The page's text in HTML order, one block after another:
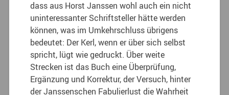
dass aus Horst Janssen wohl auch ein nicht
uninteressanter Schriftsteller hätte werden
können, was im Umkehrschluss übrigens
bedeutet: Der Kerl, wenn er über sich selbst
spricht, lügt wie gedruckt. Über weite
Strecken ist das Buch eine Überprüfung,
Ergänzung und Korrektur, der Versuch, hinter
der Janssenschen Fabulierlust die Wahrheit